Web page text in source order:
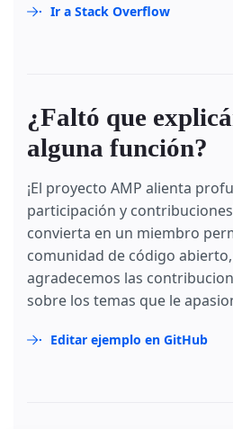
Ir a Stack Overflow
¿Faltó que
alguna función?
¡El proyecto AMP alienta
participación y
convierta en un miembro
comunidad de código
agradecemos las
sobre los temas que le
Editar ejemplo en GitHub